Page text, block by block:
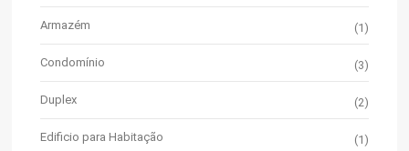
Armazém (1)
Condomínio (3)
Duplex (2)
Edificio para Habitação (1)